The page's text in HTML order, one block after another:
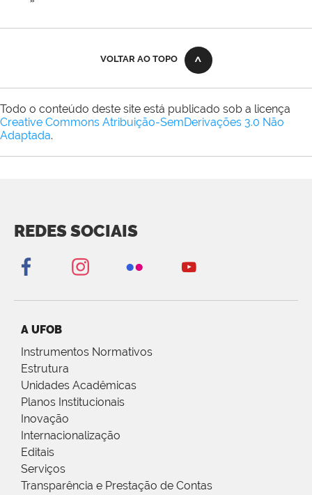
VOLTAR AO TOPO
Todo o conteúdo deste site está publicado sob a licença
Creative Commons Atribuição-SemDerivações 3.0 Não
Adaptada.
REDES SOCIAIS
A UFOB
Instrumentos Normativos
Estrutura
Unidades Acadêmicas
Planos Institucionais
Inovação
Internacionalização
Editais
Serviços
Transparência e Prestação de Contas